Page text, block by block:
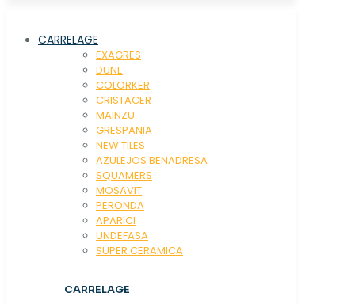
CARRELAGE
EXAGRES
DUNE
COLORKER
CRISTACER
MAINZU
GRESPANIA
NEW TILES
AZULEJOS BENADRESA
SQUAMERS
MOSAVIT
PERONDA
APARICI
UNDEFASA
SUPER CERAMICA
CARRELAGE